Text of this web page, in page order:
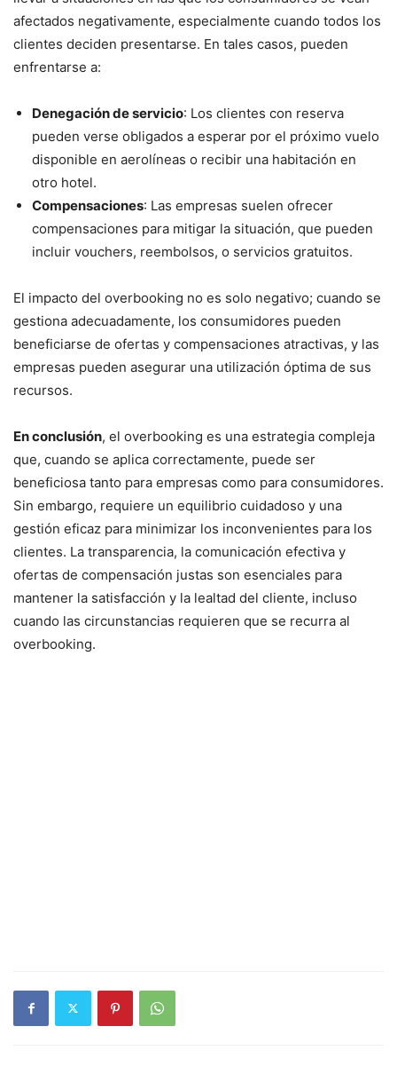
afectados negativamente, especialmente cuando todos los
clientes deciden presentarse. En tales casos, pueden
enfrentarse a:
Denegación de servicio: Los clientes con reserva
pueden verse obligados a esperar por el próximo vuelo
disponible en aerolíneas o recibir una habitación en
otro hotel.
Compensaciones: Las empresas suelen ofrecer
compensaciones para mitigar la situación, que pueden
incluir vouchers, reembolsos, o servicios gratuitos.
El impacto del overbooking no es solo negativo; cuando se
gestiona adecuadamente, los consumidores pueden
beneficiarse de ofertas y compensaciones atractivas, y las
empresas pueden asegurar una utilización óptima de sus
recursos.
En conclusión, el overbooking es una estrategia compleja
que, cuando se aplica correctamente, puede ser
beneficiosa tanto para empresas como para consumidores.
Sin embargo, requiere un equilibrio cuidadoso y una
gestión eficaz para minimizar los inconvenientes para los
clientes. La transparencia, la comunicación efectiva y
ofertas de compensación justas son esenciales para
mantener la satisfacción y la lealtad del cliente, incluso
cuando las circunstancias requieren que se recurra al
overbooking.